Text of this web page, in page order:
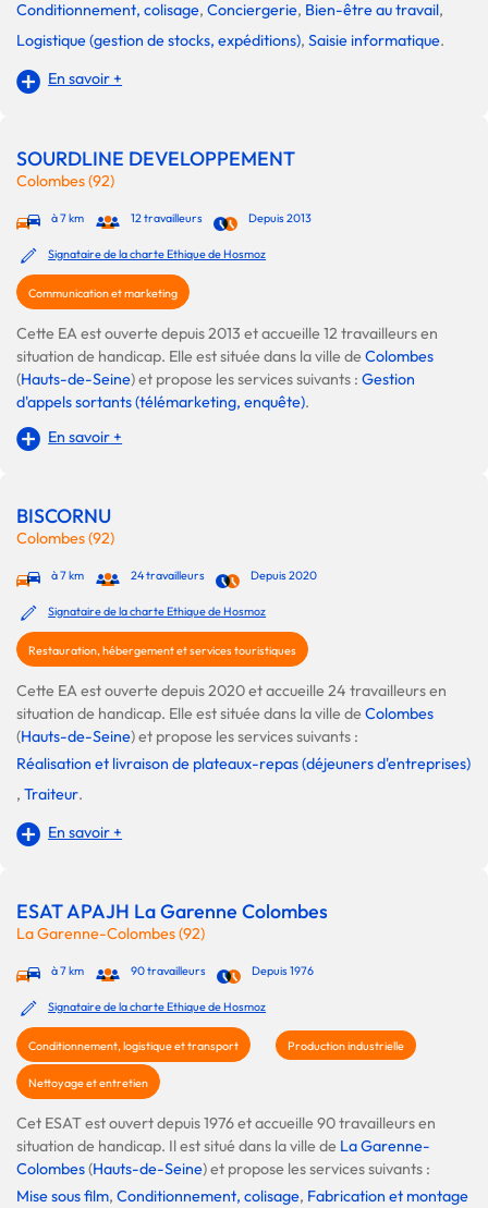
Conditionnement, colisage, Conciergerie, Bien-être au travail,
Logistique (gestion de stocks, expéditions), Saisie informatique.
En savoir +
SOURDLINE DEVELOPPEMENT
Colombes (92)
à 7 km 12 travailleurs Depuis 2013
Signataire de la charte Ethique de Hosmoz
Communication et marketing
Cette EA est ouverte depuis 2013 et accueille 12 travailleurs en
situation de handicap. Elle est située dans la ville deColombes
(Hauts-de-Seine) et propose les services suivants : Gestion
d'appels sortants (télémarketing, enquête).
En savoir +
BISCORNU
Colombes (92)
à 7 km 24 travailleurs Depuis 2020
Signataire de la charte Ethique de Hosmoz
Restauration, hébergement et services touristiques
Cette EA est ouverte depuis 2020 et accueille 24 travailleurs en
situation de handicap. Elle est située dans la ville deColombes
(Hauts-de-Seine) et propose les services suivants :
Réalisation et livraison de plateaux-repas (déjeuners d'entreprises)
, Traiteur.
En savoir +
ESAT APAJH La Garenne Colombes
La Garenne-Colombes (92)
à 7 km 90 travailleurs Depuis 1976
Signataire de la charte Ethique de Hosmoz
Conditionnement, logistique et transport Production industrielle
Nettoyage et entretien
Cet ESAT est ouvert depuis 1976 et accueille 90 travailleurs en
situation de handicap. Il est situé dans la ville de La Garenne-
Colombes(Hauts-de-Seine) et propose les services suivants :
Mise sous film, Conditionnement, colisage, Fabrication et montage